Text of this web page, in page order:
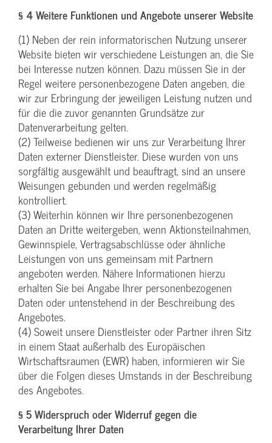
§ 4 Weitere Funktionen und Angebote unserer Website
(1) Neben der rein informatorischen Nutzung unserer
Website bieten wir verschiedene Leistungen an, die Sie
bei Interesse nutzen können. Dazu müssen Sie in der
Regel weitere personenbezogene Daten angeben, die
wir zur Erbringung der jeweiligen Leistung nutzen und
für die die zuvor genannten Grundsätze zur
Datenverarbeitung gelten.
(2) Teilweise bedienen wir uns zur Verarbeitung Ihrer
Daten externer Dienstleister. Diese wurden von uns
sorgfältig ausgewählt und beauftragt, sind an unsere
Weisungen gebunden und werden regelmäßig
kontrolliert.
(3) Weiterhin können wir Ihre personenbezogenen
Daten an Dritte weitergeben, wenn Aktionsteilnahmen,
Gewinnspiele, Vertragsabschlüsse oder ähnliche
Leistungen von uns gemeinsam mit Partnern
angeboten werden. Nähere Informationen hierzu
erhalten Sie bei Angabe Ihrer personenbezogenen
Daten oder untenstehend in der Beschreibung des
Angebotes.
(4) Soweit unsere Dienstleister oder Partner ihren Sitz
in einem Staat außerhalb des Europäischen
Wirtschaftsraumen (EWR) haben, informieren wir Sie
über die Folgen dieses Umstands in der Beschreibung
des Angebotes.
§ 5 Widerspruch oder Widerruf gegen die
Verarbeitung Ihrer Daten